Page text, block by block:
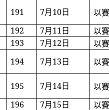
191
7月10日
以
192
7月11日
以
193
7月12日
以
194
7月13日 以
195 7月14日
以
196
7月15日
以